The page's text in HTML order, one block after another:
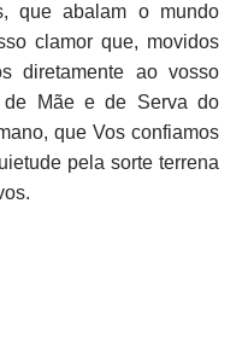
que abalam o mundo
clamor que, movidos
diretamente ao vosso
de Mãe e de Serva do
que Vos confiamos
pela sorte terrena